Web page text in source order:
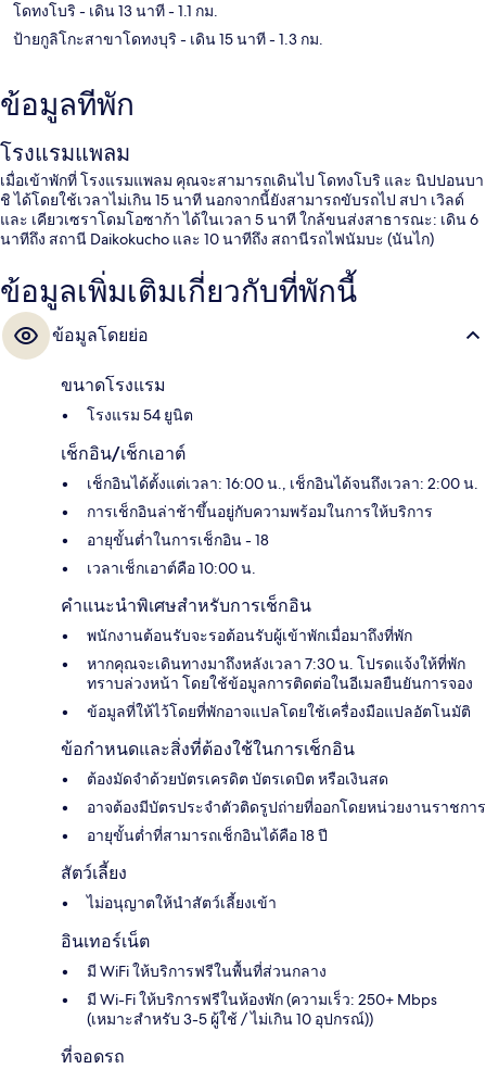
โดทงโบริ - เดิน 13 นาที- 1.1 กม.
ป้ายกูลิโกะสาขาโดทงบุริ - เดิน 15 นาที- 1.3 กม.
ข้อมูลที่พัก
โรงแรมแพลม
เมื่อเข้าพักที่ โรงแรมแพลม คุณจะสามารถเดินไป โดทงโบริ และ นิปปอนบา
ชิ ได้โดยใช้เวลาไม่เกิน 15 นาที นอกจากนี้ยังสามารถขับรถไป สปา เวิลด์
และ เคียวเซราโดมโอซาก้า ได้ในเวลา 5 นาที ใกล้ขนส่งสาธารณะ: เดิน 6
นาทีถึง สถานี Daikokucho และ 10 นาทีถึง สถานีรถไฟนัมบะ (นันไก)
ข้อมูลเพิ่มเติมเกี่ยวกับที่พักนี้
ข้อมูลโดยย่อ
ขนาดโรงแรม
โรงแรม 54 ยูนิต
เช็กอิน/เช็กเอาต์
เช็กอินได้ตั้งแต่เวลา: 16:00 น., เช็กอินได้จนถึงเวลา: 2:00 น.
การเช็กอินล่าช้าขึ้นอยู่กับความพร้อมในการให้บริการ
อายุขั้นต่ำในการเช็กอิน - 18
เวลาเช็กเอาต์คือ 10:00 น.
คำแนะนำพิเศษสำหรับการเช็กอิน
พนักงานต้อนรับจะรอต้อนรับผู้เข้าพักเมื่อมาถึงที่พัก
หากคุณจะเดินทางมาถึงหลังเวลา 7:30 น. โปรดแจ้งให้ที่พัก
ทราบล่วงหน้า โดยใช้ข้อมูลการติดต่อในอีเมลยืนยันการจอง
ข้อมูลที่ให้ไว้โดยที่พักอาจแปลโดยใช้เครื่องมือแปลอัตโนมัติ
ข้อกำหนดและสิ่งที่ต้องใช้ในการเช็กอิน
ต้องมัดจำด้วยบัตรเครดิต บัตรเดบิต หรือเงินสด
อาจต้องมีบัตรประจำตัวติดรูปถ่ายที่ออกโดยหน่วยงานราชการ
อายุขั้นต่ำที่สามารถเช็กอินได้คือ 18 ปี
สัตว์เลี้ยง
ไม่อนุญาตให้นำสัตว์เลี้ยงเข้า
อินเทอร์เน็ต
มี WiFi ให้บริการฟรีในพื้นที่ส่วนกลาง
มี Wi-Fi ให้บริการฟรีในห้องพัก (ความเร็ว: 250+ Mbps
(เหมาะสำหรับ 3-5 ผู้ใช้ / ไม่เกิน 10 อุปกรณ์))
ที่จอดรถ